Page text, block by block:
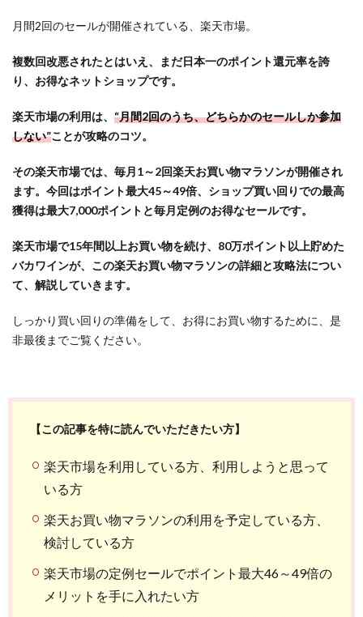
月間2回のセールが開催されている、楽天市場。
複数回改悪されたとはいえ、まだ日本一のポイント還元率を誇
り、お得なネットショップです。
楽天市場の利用は、 “月間2回のうち、どちらかのセールしか参加
しない”ことが攻略のコツ。
その楽天市場では、毎月1～2回楽天お買い物マラソンが開催され
ます。今回はポイント最大45～49倍、ショップ買い回りでの最高
獲得は最大7,000ポイントと毎月定例のお得なセールです。
楽天市場で15年間以上お買い物を続け、80万ポイント以上貯めた
バカワインが、この楽天お買い物マラソンの詳細と攻略法につい
て、解説していきます。
しっかり買い回りの準備をして、お得にお買い物するために、是
非最後までご覧ください。
【この記事を特に読んでいただきたい方】
楽天市場を利用している方、利用しようと思って
いる方
楽天お買い物マラソンの利用を予定している方、
検討している方
楽天市場の定例セールでポイント最大46～49倍の
メリットを手に入れたい方